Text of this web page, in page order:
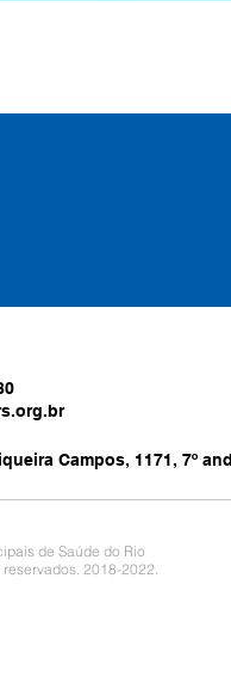
Campos, 1171, 7º
de Saúde do Rio
2018-2022.